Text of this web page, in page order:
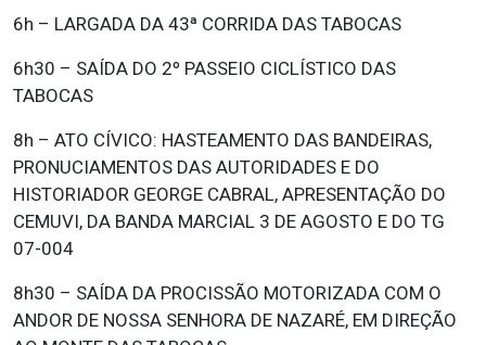
6h – LARGADA DA 43ª CORRIDA DAS TABOCAS
6h30 – SAÍDA DO 2º PASSEIO CICLÍSTICO DAS
TABOCAS
8h – ATO CÍVICO: HASTEAMENTO DAS BANDEIRAS,
PRONUCIAMENTOS DAS AUTORIDADES E DO
HISTORIADOR GEORGE CABRAL, APRESENTAÇÃO DO
CEMUVI, DA BANDA MARCIAL 3 DE AGOSTO E DO TG
07-004
8h30 – SAÍDA DA PROCISSÃO MOTORIZADA COM O
ANDOR DE NOSSA SENHORA DE NAZARÉ, EM DIREÇÃO